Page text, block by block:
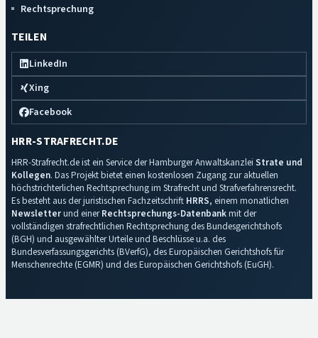
Rechtsprechung
TEILEN
LinkedIn
Xing
Facebook
HRR-STRAFRECHT.DE
HRR-Strafrecht.de ist ein Service der Hamburger Anwaltskanzlei Strate und
Kollegen. Das Projekt bietet einen kostenlosen Zugang zur aktuellen
höchstrichterlichen Rechtsprechung im Strafrecht und Strafverfahrensrecht.
Es besteht aus der juristischen Fachzeitschrift HRRS, einem monatlichen
Newsletterund einerRechtsprechungs-Datenbankmit der
vollständigen strafrechtlichen Rechtsprechung des Bundesgerichtshofs
(BGH) und ausgewählter Urteile und Beschlüsse u.a. des
Bundesverfassungsgerichts (BVerfG), des Europäischen Gerichtshofs für
Menschenrechte (EGMR) und des Europäischen Gerichtshofs (EuGH).